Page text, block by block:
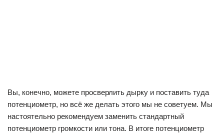
Вы, конечно, можете просверлить дырку и поставить туда
потенциометр, но всё же делать этого мы не советуем. Мы
настоятельно рекомендуем заменить стандартный
потенциометр громкости или тона. В итоге потенциометр